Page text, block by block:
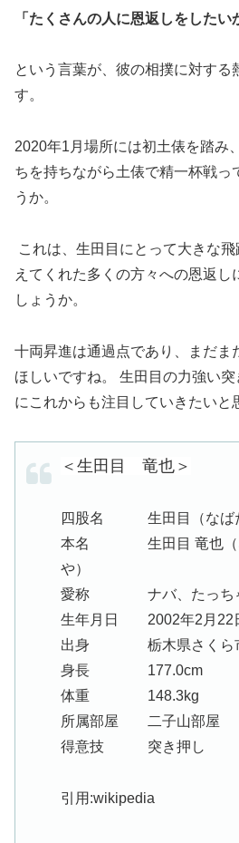
「たくさんの人に恩返しをしたい
という言葉が、彼の相撲に対する
す。
2020年1月場所には初土俵を踏み
ちを持ちながら土俵で精一杯戦っ
うか。
これは、生田目にとって大きな
えてくれた多くの方々への恩返
しょうか。
十両昇進は通過点であり、まだま
ほしいですね。 生田目の力強い
にこれからも注目していきたいと
＜生田目 竜也＞
四股名 生田目（なば
本名 生田目 竜也（
や）
愛称 ナバ、たっち
生年月日 2002年2月22
出身 栃木県さくら
身長 177.0cm
体重 148.3kg
所属部屋 二子山部屋
得意技 突き押し
引用:wikipedia